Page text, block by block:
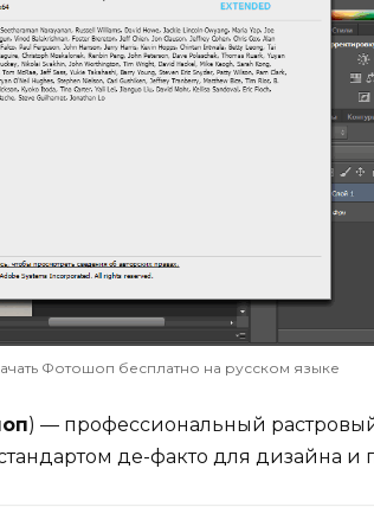
Фотошоп бесплатно на русском языке
) — профессиональный
де-факто для дизайна и